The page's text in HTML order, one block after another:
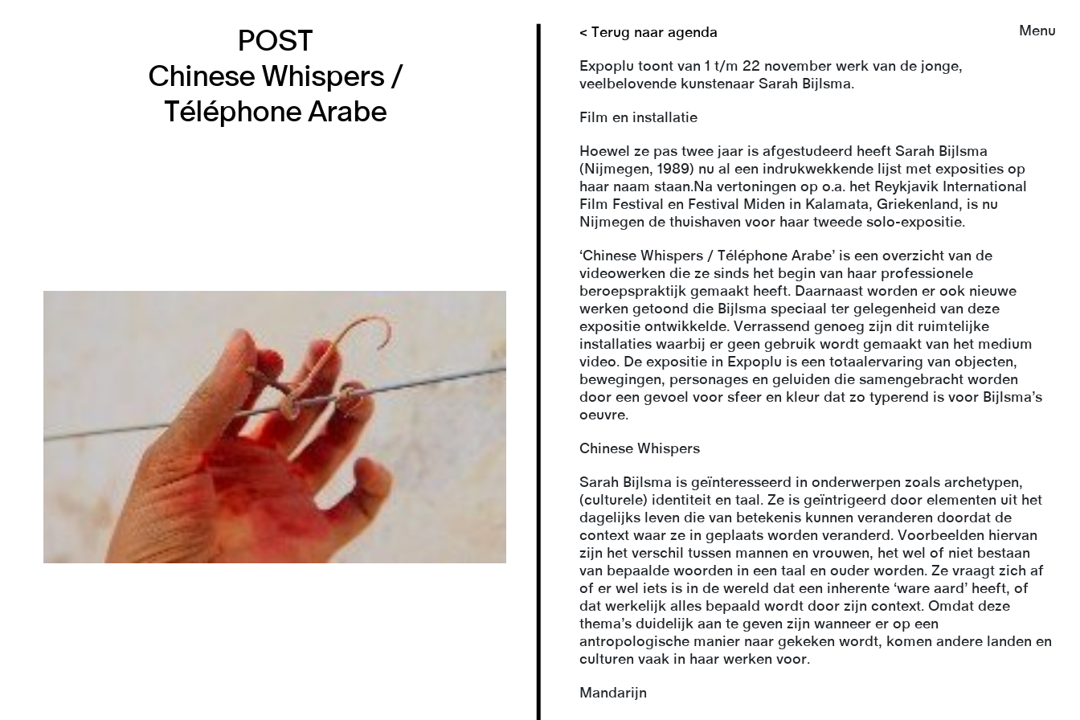
Menu
POST
Chinese Whispers /
Téléphone Arabe
< Terug naar agenda
Expoplu toont van 1 t/m 22 november werk van de jonge,
veelbelovende kunstenaar Sarah Bijlsma.
Film en installatie
Hoewel ze pas twee jaar is afgestudeerd heeft Sarah Bijlsma
(Nijmegen, 1989) nu al een indrukwekkende lijst met exposities op
haar naam staan.Na vertoningen op o.a. het Reykjavik International
Film Festival en Festival Miden in Kalamata, Griekenland, is nu
Nijmegen de thuishaven voor haar tweede solo-expositie.
‘Chinese Whispers / Téléphone Arabe’ is een overzicht van de
videowerken die ze sinds het begin van haar professionele
beroepspraktijk gemaakt heeft. Daarnaast worden er ook nieuwe
werken getoond die Bijlsma speciaal ter gelegenheid van deze
expositie ontwikkelde. Verrassend genoeg zijn dit ruimtelijke
installaties waarbij er geen gebruik wordt gemaakt van het medium
video. De expositie in Expoplu is een totaalervaring van objecten,
bewegingen, personages en geluiden die samengebracht worden
door een gevoel voor sfeer en kleur dat zo typerend is voor Bijlsma’s
oeuvre.
Chinese Whispers
Sarah Bijlsma is geïnteresseerd in onderwerpen zoals archetypen,
(culturele) identiteit en taal. Ze is geïntrigeerd door elementen uit het
dagelijks leven die van betekenis kunnen veranderen doordat de
context waar ze in geplaats worden veranderd. Voorbeelden hiervan
zijn het verschil tussen mannen en vrouwen, het wel of niet bestaan
van bepaalde woorden in een taal en ouder worden. Ze vraagt zich af
of er wel iets is in de wereld dat een inherente ‘ware aard’ heeft, of
dat werkelijk alles bepaald wordt door zijn context. Omdat deze
thema’s duidelijk aan te geven zijn wanneer er op een
antropologische manier naar gekeken wordt, komen andere landen en
culturen vaak in haar werken voor.
Mandarijn